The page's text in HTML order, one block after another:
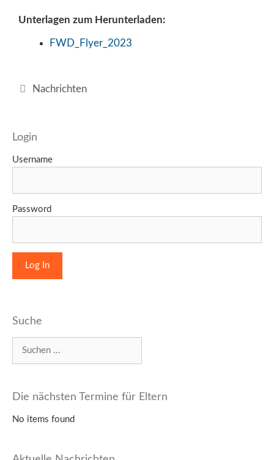
Unterlagen zum Herunterladen:
FWD_Flyer_2023
Kategorien
Nachrichten
Login
Username
Password
Suche
Die nächsten Termine für Eltern
No items found